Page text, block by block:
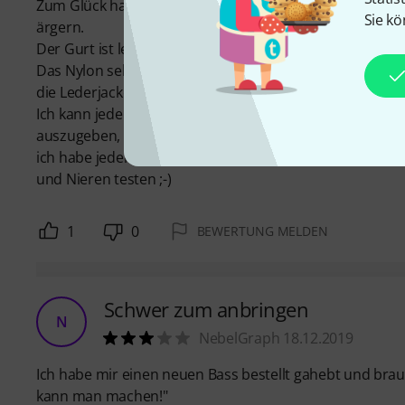
Sie
Zum Glück habe ich den Gurt nur als Giveaway zur
ärgern.
Der Gurt ist lediglich ein Nylonriemen, mit zwei
Das Nylon selbst wird in der gleichen Qualität auch für
die Lederjacke an lässt hat sich damit schnell
Ich kann jedem, der jetzt nicht gerade einen
auszugeben, hier ist am falschen Ende gespart.
ich habe jedenfalls nach ein paar Minuten einer
und Nieren testen ;-)
1 0 BEWERTUNG MELDEN
N Schwer zum anbringen
NebelGraph 18.12.2019
Ich habe mir einen neuen Bass bestellt gahebt und
kann man machen!"